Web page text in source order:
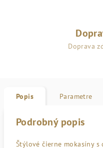
Doprava
Popis Parametre
Podrobný popis
Štýlové čierne mokasíny s